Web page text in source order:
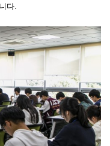
다.